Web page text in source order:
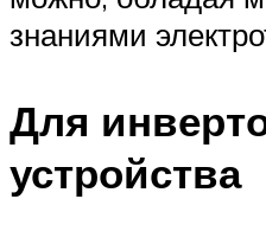
знаниями
Для
устройства